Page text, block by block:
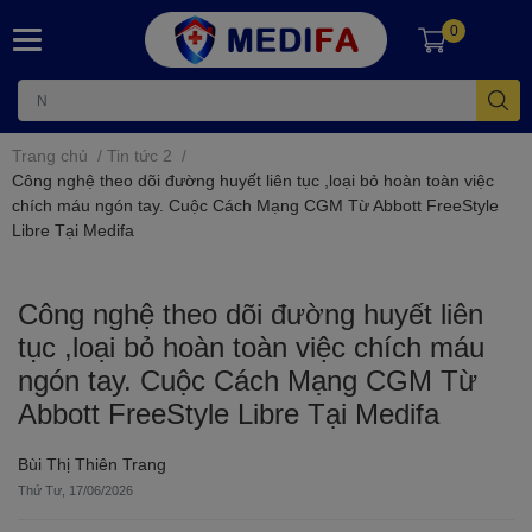
0
Trang chủ / Tin tức 2 /
Công nghệ theo dõi đường huyết liên tục ,loại bỏ hoàn toàn việc
chích máu ngón tay. Cuộc Cách Mạng CGM Từ Abbott FreeStyle
Libre Tại Medifa
Công nghệ theo dõi đường huyết liên
tục ,loại bỏ hoàn toàn việc chích máu
ngón tay. Cuộc Cách Mạng CGM Từ
Abbott FreeStyle Libre Tại Medifa
Bùi Thị Thiên Trang
Thứ Tư, 17/06/2026